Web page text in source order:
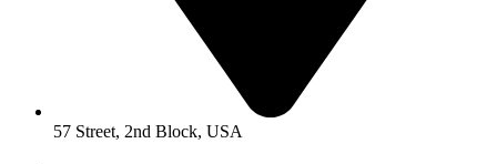
57 Street, 2nd Block, USA